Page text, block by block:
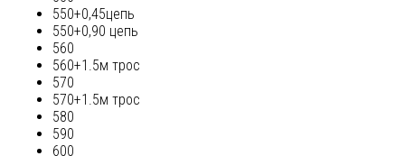
550+0,45цепь
550+0,90 цепь
560
560+1.5м трос
570
570+1.5м трос
580
590
600